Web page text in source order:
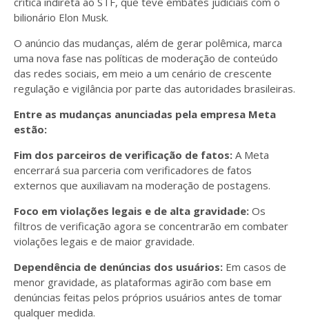
bilionário Elon Musk.
O anúncio das mudanças, além de gerar polêmica, marca
uma nova fase nas políticas de moderação de conteúdo
das redes sociais, em meio a um cenário de crescente
regulação e vigilância por parte das autoridades brasileiras.
Entre as mudanças anunciadas pela empresa Meta
estão:
Fim dos parceiros de verificação de fatos: A Meta
encerrará sua parceria com verificadores de fatos
externos que auxiliavam na moderação de postagens.
Foco em violações legais e de alta gravidade: Os
filtros de verificação agora se concentrarão em combater
violações legais e de maior gravidade.
Dependência de denúncias dos usuários: Em casos de
menor gravidade, as plataformas agirão com base em
denúncias feitas pelos próprios usuários antes de tomar
qualquer medida.